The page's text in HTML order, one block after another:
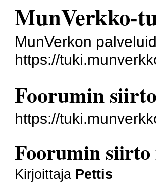
MunVerkko-
MunVerkon
https://
Foorumin
https://
Foorumin
Kirjoittaja Pettis